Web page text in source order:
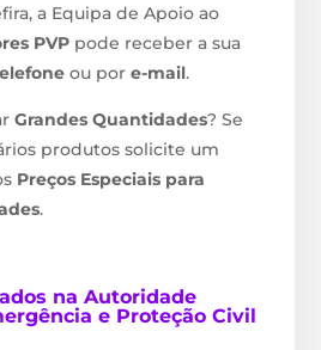
a Equipa de Apoio ao
PVP pode receber a sua
ou pore-mail.
Grandes Quantidades? Se
produtos solicite um
Preços Especiais para
.
na Autoridade
e Proteção Civil